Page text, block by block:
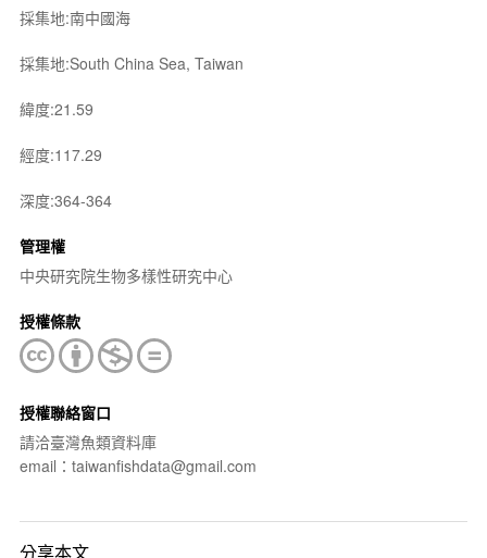
採集地:南中國海
採集地:South China Sea, Taiwan
緯度:21.59
經度:117.29
深度:364-364
管理權
中央研究院生物多樣性研究中心
授權條款
授權聯絡窗口
請洽臺灣魚類資料庫
email：taiwanfishdata@gmail.com
分享本文